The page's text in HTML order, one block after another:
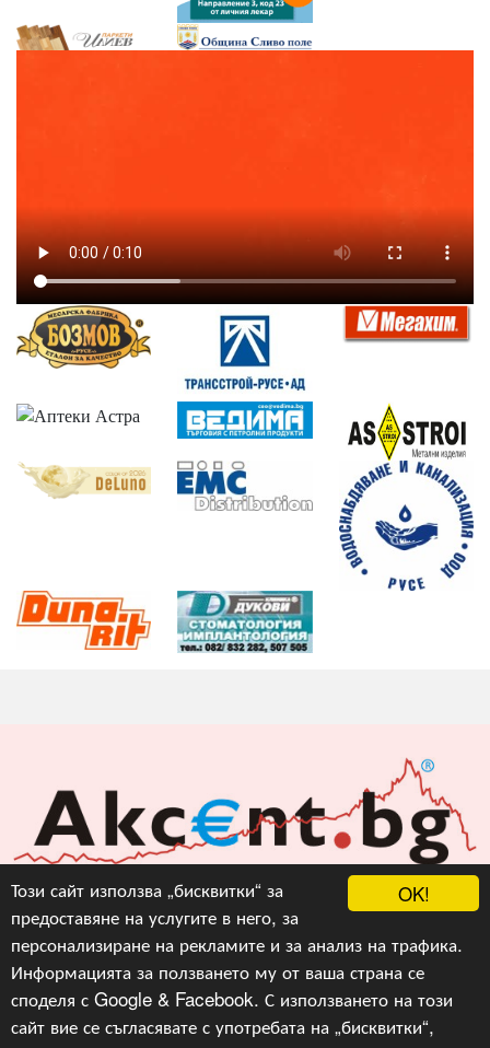
OK!
Този сайт използва „бисквитки“ за
предоставяне на услугите в него, за
персонализиране на рекламите и за анализ на трафика.
Информацията за ползването му от ваша страна се
споделя с Google & Facebook. С използването на този
сайт вие се съгласявате с употребата на „бисквитки“,
Акцент БГ ЕООД
info@akcent.bg
Facebook
Copyright © 2010, 2016, 2018-2022, 2023, v.3.0,
Акцент